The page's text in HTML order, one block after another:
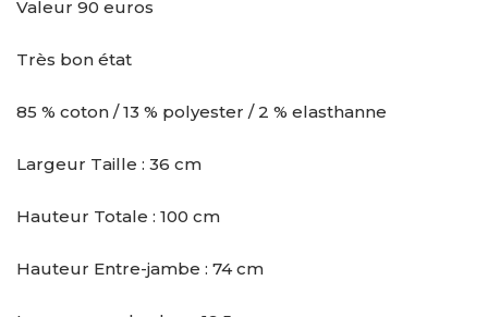
Valeur 90 euros
Très bon état
85 % coton / 13 % polyester / 2 % elasthanne
Largeur Taille : 36 cm
Hauteur Totale : 100 cm
Hauteur Entre-jambe : 74 cm